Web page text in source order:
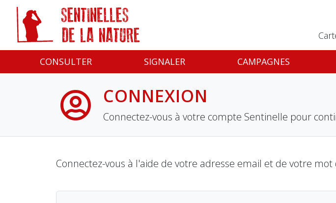
CONSULTER SIGNALER CAMPAGNES
CONNEXION
Connectez-vous à votre compte Sentinelle pour
Connectez-vous à l'aide de votre adresse email et de votre mot
Panneau de gestion des cookies